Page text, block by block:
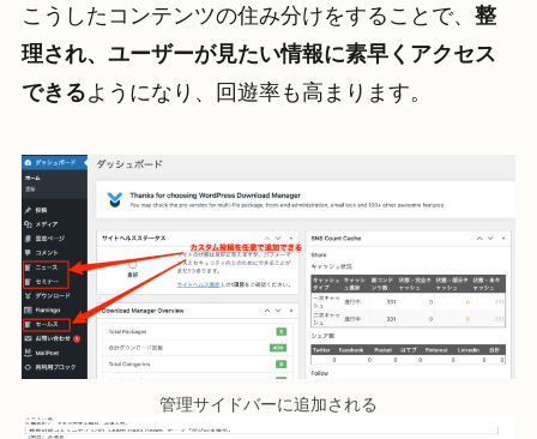
こうしたコンテンツの住み分けをすることで、 整
理され、ユーザーが見たい情報に素早くアクセス
できるようになり、回遊率も高まります。
管理サイドバーに追加される